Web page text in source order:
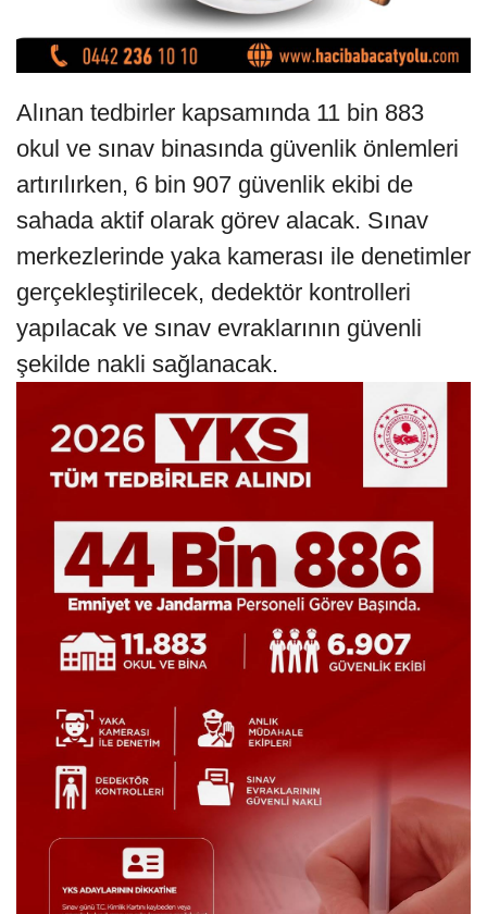
Alınan tedbirler kapsamında 11 bin 883
okul ve sınav binasında güvenlik önlemleri
artırılırken, 6 bin 907 güvenlik ekibi de
sahada aktif olarak görev alacak. Sınav
merkezlerinde yaka kamerası ile denetimler
gerçekleştirilecek, dedektör kontrolleri
yapılacak ve sınav evraklarının güvenli
şekilde nakli sağlanacak.